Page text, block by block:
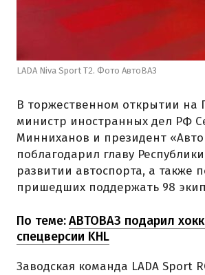
LADA Niva Sport T2. Фото АвтоВАЗ
В торжественном открытии на
министр иностранных дел РФ
Минниханов и президент
поблагодарил главу
развитии автоспорта, а также
пришедших поддержать 98
По теме:АВТОВАЗ подарил
спецверсии KHL
Заводская команда LADA Sport